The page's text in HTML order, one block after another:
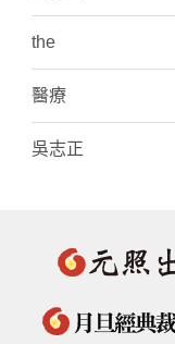
the
醫療
吳志正